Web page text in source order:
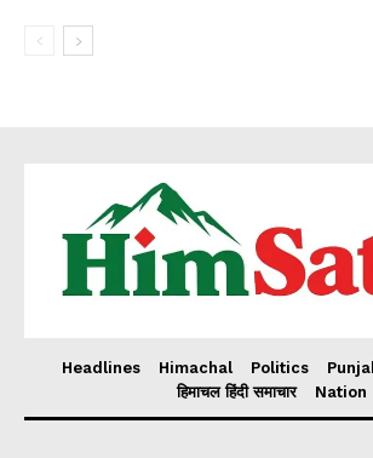
Headlines Himachal Politics
हिमाचल हिंदी समाचार
Nation